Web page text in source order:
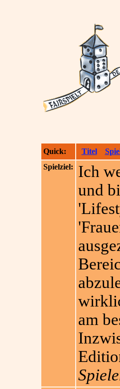
Quick: Titel
Spielziel:
Ich
und
am